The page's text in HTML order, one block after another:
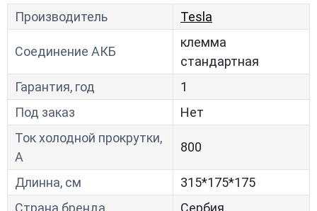
Производитель Tesla
Соединение АКБ
клемма
стандартная
Гарантия, год
1
Под заказ
Нет
Ток холодной прокрутки,
A
800
Длинна, см
315*175*175
Страна бренда
Сербия